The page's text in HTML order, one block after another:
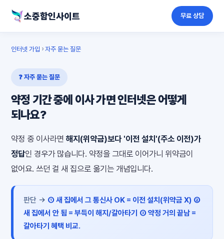
소중함인사이트 무료 상담
인터넷 가입 › 자주 묻는 질문
❓ 자주 묻는 질문
약정 기간 중에 이사 가면 인터넷은 어떻게
되나요?
약정 중 이사라면 해지(위약금)보다 '이전 설치'(주소 이전)가
정답인 경우가 많습니다. 약정을 그대로 이어가니 위약금이
없어요. 쓰던 걸 새 집으로 옮기는 개념입니다.
판단 → ① 새 집에서 그 통신사 OK = 이전 설치(위약금 X) ②
새 집에서 안 됨 = 부득이 해지/갈아타기 ③ 약정 거의 끝남 =
갈아타기 혜택 비교.